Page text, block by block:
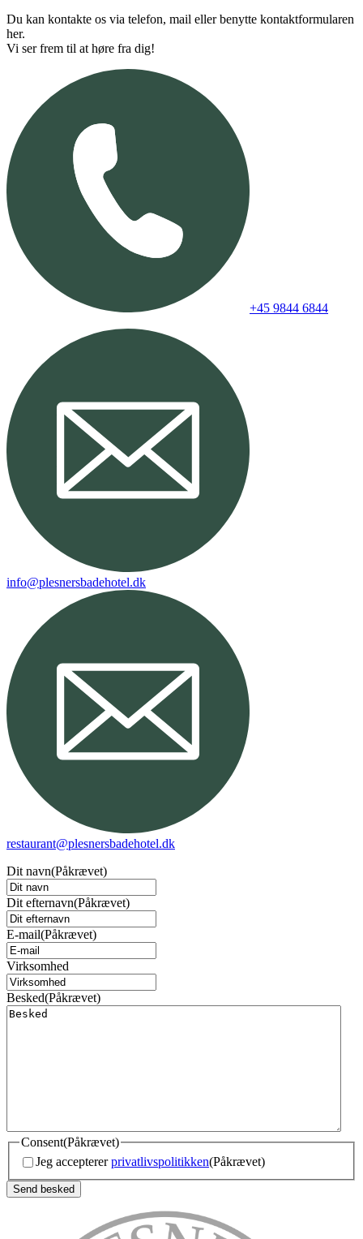
Du kan kontakte os via telefon, mail eller benytte kontaktformularen
her.
Vi ser frem til at høre fra dig!
+45 9844 6844
info@plesnersbadehotel.dk
restaurant@plesnersbadehotel.dk
Dit navn(Påkrævet)
Dit efternavn(Påkrævet)
E-mail(Påkrævet)
Virksomhed
Besked(Påkrævet)
Consent(Påkrævet)
Jeg acceptererprivatlivspolitikken(Påkrævet)